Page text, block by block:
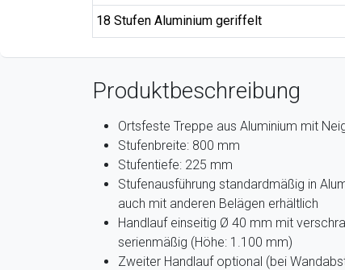
18 Stufen Aluminium geriffelt
Produktbeschreibung
Ortsfeste Treppe aus Aluminium mit
Stufenbreite: 800 mm
Stufentiefe: 225 mm
Stufenausführung standardmäßig in
auch mit anderen Belägen erhältlich
Handlauf einseitig Ø 40 mm mit
serienmäßig (Höhe: 1.100 mm)
Zweiter Handlauf optional (bei